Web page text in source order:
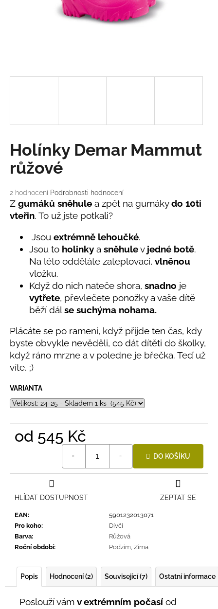
Průměrné
hodnocení
produktu
je
hvězdiček.
2 hodnocení Podrobnosti hodnocení
Holínky Demar Mammut
růžové
Z gumáků sněhule a zpět na gumákydo 10ti
vteřin. To už jste potkali?
Jsou extrémně lehoučké.
Jsou to holinky a sněhulev jedné botě.
Na léto odděláte zateplovací, vlněnou
vložku.
Když do nich nateče shora, snadno je
vytřete, převlečete ponožky a vaše dítě
běží dálse suchýma nohama.
Plácáte se po rameni, když přijde ten čas, kdy
byste obvykle nevěděli, co dát dítěti do školky,
když ráno mrzne a v poledne je břečka. Teď už
víte. ;)
VARIANTA
od 545 Kč
DO KOŠÍKU
EAN:
5901232013071
Pro koho:
Dívčí
Barva:
Růžová
Roční období: Podzim, Zima
ZEPTAT SE
HLÍDAT DOSTUPNOST
Popis Hodnocení (2) Související (7) Ostatní informace
Poslouží vám v extrémním počasí od
D
o
p
r
u
č
LETNÍ
KLOBOUČEK
OUŠKY
UV
30
BÍLÝ
395
Kč